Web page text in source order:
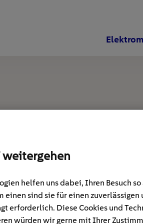
weitergehen
helfen uns dabei, Ihren Besuch so
einen sind sie für einen zuverlässigen
erforderlich. Diese Cookies und
würden wir gerne mit Ihrer